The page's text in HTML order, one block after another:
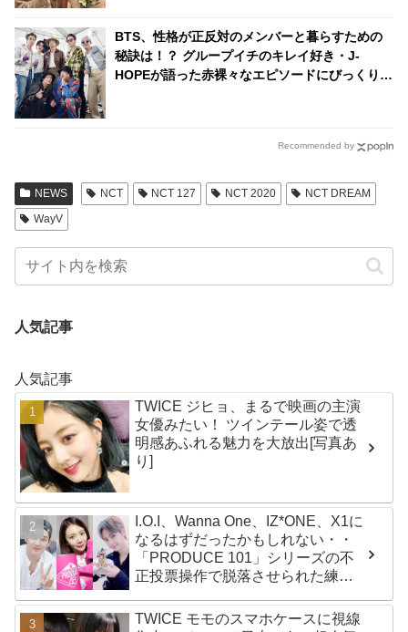
BTS、性格が正反対のメンバーと暮らすための
秘訣は！？ グループイチのキレイ好き・J-
HOPEが語った赤裸々なエピソードにびっくり…
Recommended by
NEWS NCT NCT 127 NCT 2020
NCT DREAM
WayV
人気記事
人気記事
TWICE ジヒョ、まるで映画の主演
女優みたい！ ツインテール姿で透
明感あふれる魅力を大放出[写真あ
り]
I.O.I、Wanna One、IZ*ONE、X1に
なるはずだったかもしれない・・
「PRODUCE 101」シリーズの不
正投票操作で脱落させられた練習
TWICE モモのスマホケースに視線